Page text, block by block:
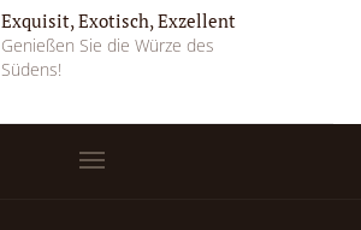
Exquisit, Exotisch, Exzellent
Genießen Sie die Würze des
Südens!